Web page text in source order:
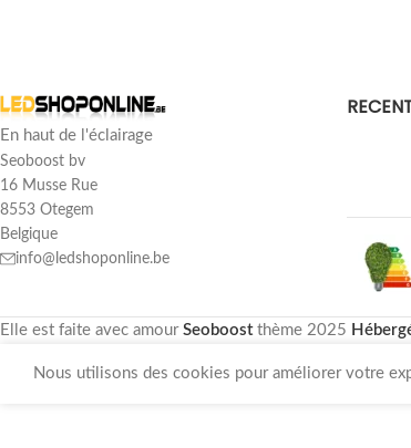
En haut de l'éclairage
Seoboost bv
16 Musse Rue
8553 Otegem
Belgique
info@ledshoponline.be
Elle est faite avec amour Seoboostthème 2025
Nous utilisons des cookies pour améliorer votre